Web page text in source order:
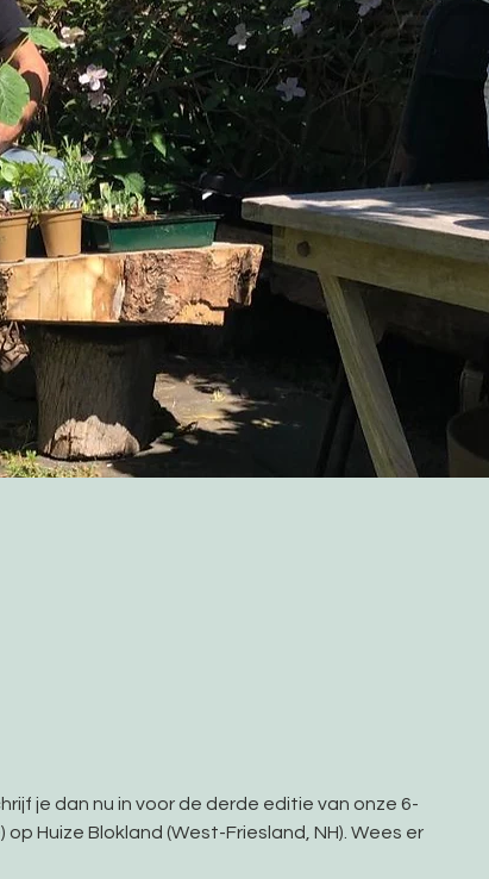
je dan nu in voor de derde editie van onze 6-
Huize Blokland (West-Friesland, NH). Wees er